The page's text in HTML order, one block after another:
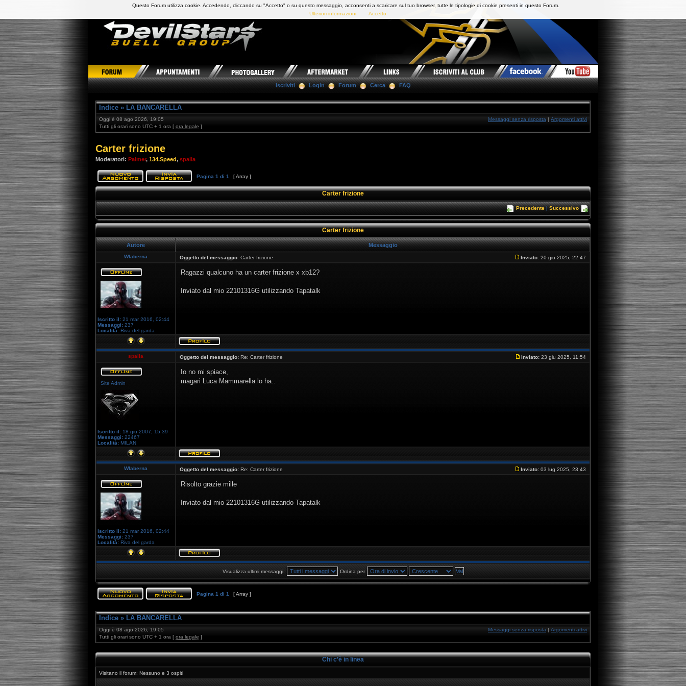
DevilStars Club Buell Italia
Iscriviti Login Forum Cerca FAQ
Indice » LA BANCARELLA
Oggi è 08 ago 2026, 19:05
Tutti gli orari sono UTC + 1 ora [ ora legale ]
Messaggi senza risposta | Argomenti attivi
Carter frizione
Moderatori: Palmer, 134.Speed, spalla
Pagina 1 di 1 [ Array ]
Carter frizione
Precedente| Successivo
Carter frizione
Autore Messaggio
Wlaberna Oggetto del messaggio: Carter frizione Inviato: 20 giu 2025, 22:47
Iscritto il: 21 mar 2016, 02:44
Messaggi: 237
Località: Riva del garda
Ragazzi qualcuno ha un carter frizione x xb12?
Inviato dal mio 22101316G utilizzando Tapatalk
spalla Oggetto del messaggio: Re: Carter frizione Inviato: 23 giu 2025, 11:54
Site Admin
Iscritto il: 18 giu 2007, 15:39
Messaggi: 22467
Località: MILAN
Io no mi spiace,
magari Luca Mammarella lo ha..
Wlaberna Oggetto del messaggio: Re: Carter frizione Inviato: 03 lug 2025, 23:43
Iscritto il: 21 mar 2016, 02:44
Messaggi: 237
Località: Riva del garda
Risolto grazie mille
Inviato dal mio 22101316G utilizzando Tapatalk
Visualizza ultimi messaggi: Ordina per
Pagina 1 di 1 [ Array ]
Indice » LA BANCARELLA
Oggi è 08 ago 2026, 19:05
Tutti gli orari sono UTC + 1 ora [ ora legale ]
Messaggi senza risposta | Argomenti attivi
Chi c’è in linea
Visitano il forum: Nessuno e 3 ospiti
Questo Forum utilizza cookie. Accedendo, cliccando su "Accetto" o su questo messaggio, acconsenti a scaricare sul tuo browser, tutte le tipologie di cookie presenti in questo Forum.
Ulteriori informazioni
Accetto